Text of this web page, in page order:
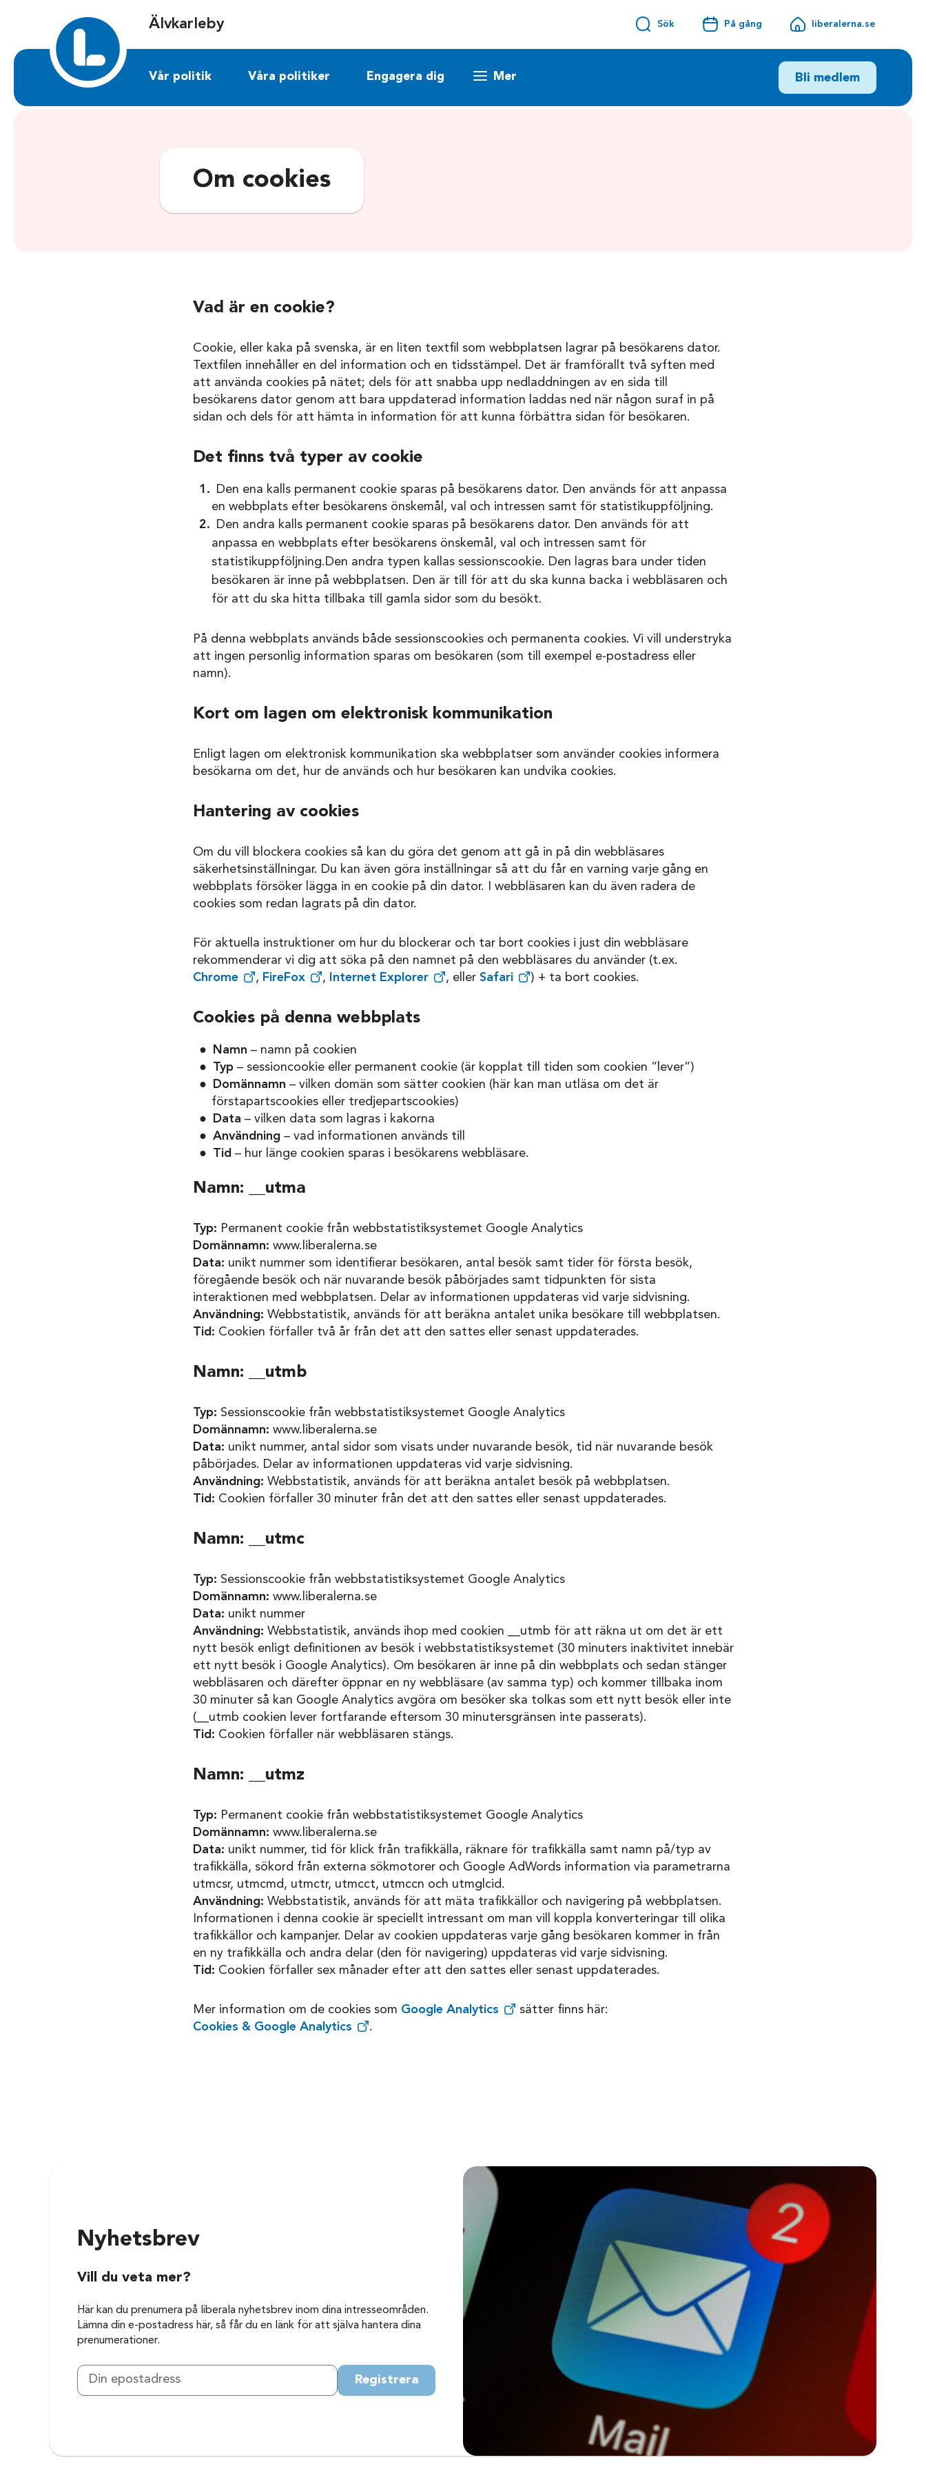
Älvkarleby Sök På gång liberalerna.se
Vår politik Våra politiker Engagera dig Mer Bli medlem
Om cookies
Vad är en cookie?
Cookie, eller kaka på svenska, är en liten textfil som webbplatsen lagrar på besökarens dator.
Textfilen innehåller en del information och en tidsstämpel. Det är framförallt två syften med
att använda cookies på nätet; dels för att snabba upp nedladdningen av en sida till
besökarens dator genom att bara uppdaterad information laddas ned när någon suraf in på
sidan och dels för att hämta in information för att kunna förbättra sidan för besökaren.
Det finns två typer av cookie
Den ena kalls permanent cookie sparas på besökarens dator. Den används för att anpassa
en webbplats efter besökarens önskemål, val och intressen samt för statistikuppföljning.
Den andra kalls permanent cookie sparas på besökarens dator. Den används för att
anpassa en webbplats efter besökarens önskemål, val och intressen samt för
statistikuppföljning. Den andra typen kallas sessionscookie. Den lagras bara under tiden
besökaren är inne på webbplatsen. Den är till för att du ska kunna backa i webbläsaren och
för att du ska hitta tillbaka till gamla sidor som du besökt.
På denna webbplats används både sessionscookies och permanenta cookies. Vi vill understryka
att ingen personlig information sparas om besökaren (som till exempel e-postadress eller
namn).
Kort om lagen om elektronisk kommunikation
Enligt lagen om elektronisk kommunikation ska webbplatser som använder cookies informera
besökarna om det, hur de används och hur besökaren kan undvika cookies.
Hantering av cookies
Om du vill blockera cookies så kan du göra det genom att gå in på din webbläsares
säkerhetsinställningar. Du kan även göra inställningar så att du får en varning varje gång en
webbplats försöker lägga in en cookie på din dator. I webbläsaren kan du även radera de
cookies som redan lagrats på din dator.
För aktuella instruktioner om hur du blockerar och tar bort cookies i just din webbläsare
rekommenderar vi dig att söka på den namnet på den webbläsares du använder (t.ex.
Chrome
, FireFox , Internet Explorer , ellerSafari ) + ta bort cookies.
Cookies på denna webbplats
Namn – namn på cookien
Typ– sessioncookie eller permanent cookie (är kopplat till tiden som cookien ”lever”)
Domännamn – vilken domän som sätter cookien (här kan man utläsa om det är
förstapartscookies eller tredjepartscookies)
Data – vilken data som lagras i kakorna
Användning– vad informationen används till
Tid – hur länge cookien sparas i besökarens webbläsare.
Namn: __utma
Typ: Permanent cookie från webbstatistiksystemet Google Analytics
Domännamn: www.liberalerna.se
Data: unikt nummer som identifierar besökaren, antal besök samt tider för första besök,
föregående besök och när nuvarande besök påbörjades samt tidpunkten för sista
interaktionen med webbplatsen. Delar av informationen uppdateras vid varje sidvisning.
Användning: Webbstatistik, används för att beräkna antalet unika besökare till webbplatsen.
Tid: Cookien förfaller två år från det att den sattes eller senast uppdaterades.
Namn: __utmb
Typ: Sessionscookie från webbstatistiksystemet Google Analytics
Domännamn: www.liberalerna.se
Data: unikt nummer, antal sidor som visats under nuvarande besök, tid när nuvarande besök
påbörjades. Delar av informationen uppdateras vid varje sidvisning.
Användning: Webbstatistik, används för att beräkna antalet besök på webbplatsen.
Tid: Cookien förfaller 30 minuter från det att den sattes eller senast uppdaterades.
Namn: __utmc
Typ: Sessionscookie från webbstatistiksystemet Google Analytics
Domännamn: www.liberalerna.se
Data: unikt nummer
Användning: Webbstatistik, används ihop med cookien __utmb för att räkna ut om det är ett
nytt besök enligt definitionen av besök i webbstatistiksystemet (30 minuters inaktivitet innebär
ett nytt besök i Google Analytics). Om besökaren är inne på din webbplats och sedan stänger
webbläsaren och därefter öppnar en ny webbläsare (av samma typ) och kommer tillbaka inom
30 minuter så kan Google Analytics avgöra om besöker ska tolkas som ett nytt besök eller inte
(__utmb cookien lever fortfarande eftersom 30 minutersgränsen inte passerats).
Tid: Cookien förfaller när webbläsaren stängs.
Namn: __utmz
Typ: Permanent cookie från webbstatistiksystemet Google Analytics
Domännamn: www.liberalerna.se
Data: unikt nummer, tid för klick från trafikkälla, räknare för trafikkälla samt namn på/typ av
trafikkälla, sökord från externa sökmotorer och Google AdWords information via parametrarna
utmcsr, utmcmd, utmctr, utmcct, utmccn och utmglcid.
Användning: Webbstatistik, används för att mäta trafikkällor och navigering på webbplatsen.
Informationen i denna cookie är speciellt intressant om man vill koppla konverteringar till olika
trafikkällor och kampanjer. Delar av cookien uppdateras varje gång besökaren kommer in från
en ny trafikkälla och andra delar (den för navigering) uppdateras vid varje sidvisning.
Tid: Cookien förfaller sex månader efter att den sattes eller senast uppdaterades.
Mer information om de cookies som Google Analytics
sätter finns här:
Cookies & Google Analytics
.
Nyhetsbrev
Vill du veta mer?
Här kan du prenumera på liberala nyhetsbrev inom dina intresseområden.
Lämna din e-postadress här, så får du en länk för att själva hantera dina
prenumerationer.
Registrera